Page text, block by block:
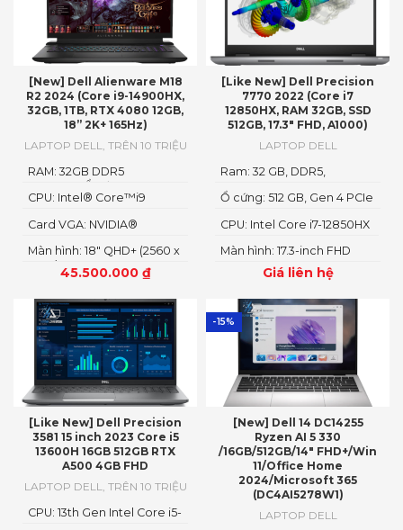
[New] Dell Alienware M18
R2 2024 (Core i9-14900HX,
32GB, 1TB, RTX 4080 12GB,
18” 2K+ 165Hz)
LAPTOP DELL, TRÊN 10 TRIỆU
45.500.000 ₫
Màn hình: 18" QHD+ (2560 x
1600)
Card VGA: NVIDIA®
GDDR6
CPU: Intel® Core™i9
RAM: 32GB DDR5
4800MHzỔ cứng1TB PCIe
Gen4 M.2 SSD
[Like New] Dell Precision
7770 2022 (Core i7
12850HX, RAM 32GB, SSD
512GB, 17.3″ FHD, A1000)
LAPTOP DELL
Giá liên hệ
Màn hình: 17.3-inch FHD
1920 x 1080
CPU: Intel Core i7-12850HX
Ổ cứng: 512 GB, Gen 4 PCIe
Ram: 32 GB, DDR5,
[Like New] Dell Precision
3581 15 inch 2023 Core i5
13600H 16GB 512GB RTX
A500 4GB FHD
LAPTOP DELL, TRÊN 10 TRIỆU
CPU: 13th Gen Intel Core i5-
-15%
[New] Dell 14 DC14255
Ryzen AI 5 330
/16GB/512GB/14″ FHD+/Win
11/Office Home
2024/Microsoft 365
(DC4AI5278W1)
LAPTOP DELL